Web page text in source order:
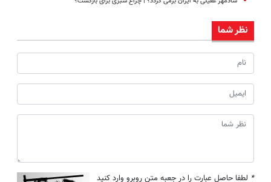
نظر شما
* لطفا حاصل عبارت را در جعبه متن روبرو وارد کنید